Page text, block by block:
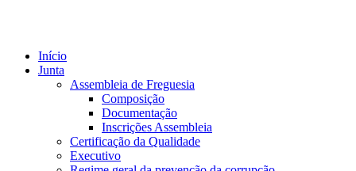
Início
Junta
Assembleia de Freguesia
Composição
Documentação
Inscrições Assembleia
Certificação da Qualidade
Executivo